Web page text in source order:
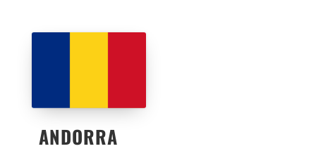
ANDORRA